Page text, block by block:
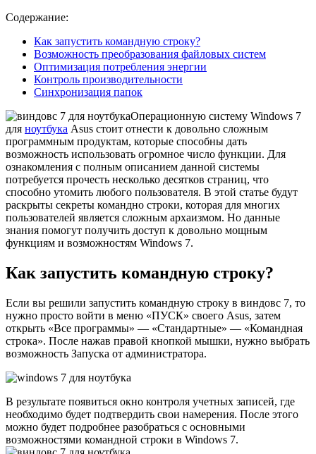
Содержание:
Как запустить командную строку?
Возможность преобразования файловых систем
Оптимизация потребления энергии
Контроль производительности
Синхронизация папок
Операционную систему Windows 7
для ноутбука Asus стоит отнести к довольно сложным
программным продуктам, которые способны дать
возможность использовать огромное число функции. Для
ознакомления с полным описанием данной системы
потребуется прочесть несколько десятков страниц, что
способно утомить любого пользователя. В этой статье будут
раскрыты секреты командно строки, которая для многих
пользователей является сложным архаизмом. Но данные
знания помогут получить доступ к довольно мощным
функциям и возможностям Windows 7.
Как запустить командную строку?
Если вы решили запустить командную строку в виндовс 7, то
нужно просто войти в меню «ПУСК» своего Asus, затем
открыть «Все программы» — «Стандартные» — «Командная
строка». После нажав правой кнопкой мышки, нужно выбрать
возможность Запуска от администратора.
В результате появиться окно контроля учетных записей, где
необходимо будет подтвердить свои намерения. После этого
можно будет подробнее разобраться с основными
возможностями командной строки в Windows 7.